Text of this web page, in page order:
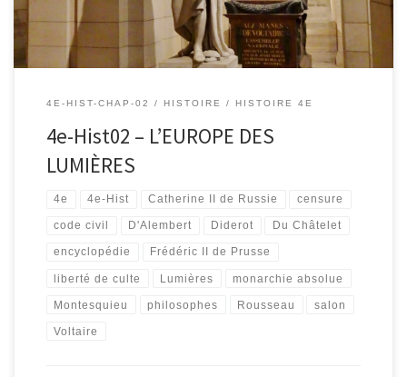
4E-HIST-CHAP-02 HISTOIRE HISTOIRE 4E
4e-Hist02 – L’EUROPE DES
LUMIÈRES
4e 4e-Hist Catherine II de Russie censure
code civil D'Alembert Diderot Du Châtelet
encyclopédie Frédéric II de Prusse
liberté de culte Lumières monarchie absolue
Montesquieu philosophes Rousseau salon
Voltaire